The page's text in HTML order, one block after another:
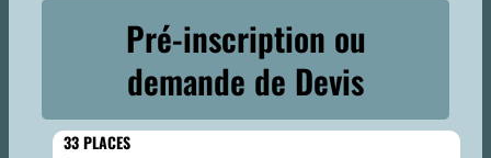
Pré-inscription ou
demande de Devis
33PLACES